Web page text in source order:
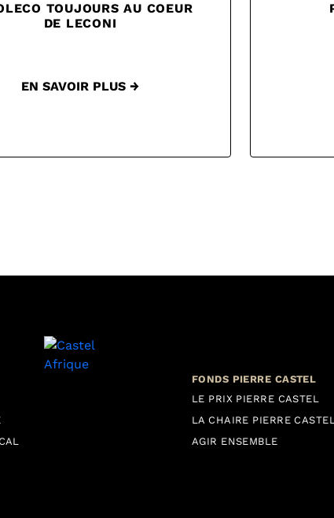
TOUJOURS AU COEUR
DE LECONI
EN SAVOIR PLUS →
FONDS PIERRE CASTEL
LE PRIX PIERRE CASTEL
LA CHAIRE PIERRE
AGIR ENSEMBLE